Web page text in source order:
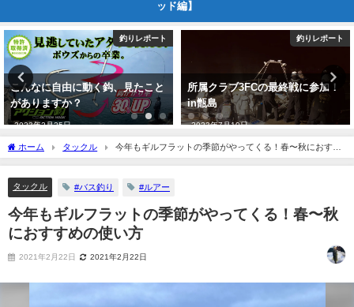
ッド編】
釣りレポート
所属クラブ3FCの最終戦に参加！
in甑島
2023年7月10日
小物・便利グッズ
勝ためのアスリートエナジー！
2023年11月9日
ホーム タックル
今年もギルフラットの季節がやってくる！春〜秋におすす
めの使い方
タックル #バス釣り #ルアー
今年もギルフラットの季節がやってくる！春〜秋
におすすめの使い方
2021年2月22日 2021年2月22日